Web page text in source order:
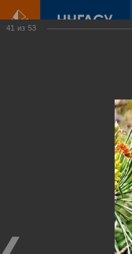
41 из 53